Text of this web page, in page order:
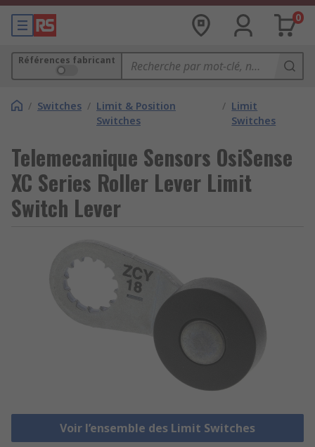
0
Références fabricant
/ Switches / Limit & Position
Switches
/ Limit
Switches
Telemecanique Sensors OsiSense
XC Series Roller Lever Limit
Switch Lever
Voir l’ensemble des Limit Switches